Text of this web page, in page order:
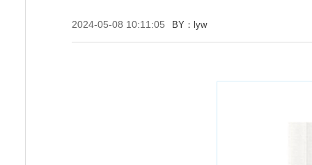
2024-05-08 10:11:05 BY：lyw